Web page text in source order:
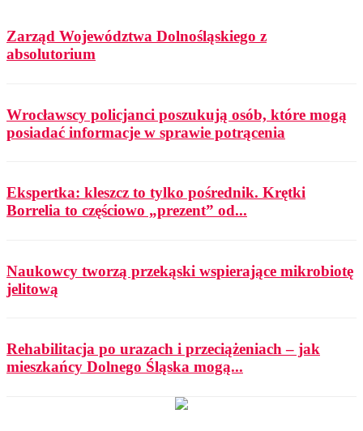
Zarząd Województwa Dolnośląskiego z
absolutorium
Wrocławscy policjanci poszukują osób, które mogą
posiadać informacje w sprawie potrącenia
Ekspertka: kleszcz to tylko pośrednik. Krętki
Borrelia to częściowo „prezent” od...
Naukowcy tworzą przekąski wspierające mikrobiotę
jelitową
Rehabilitacja po urazach i przeciążeniach – jak
mieszkańcy Dolnego Śląska mogą...